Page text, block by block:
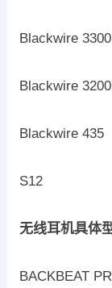
Blackwire
Blackwire
Blackwire 435
S12
无线耳机具体
BACKBEAT